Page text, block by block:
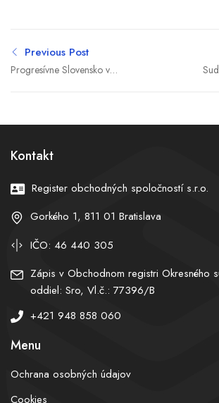
Previous Post
Progresívne Slovensko v
Kontakt
Register obchodných spoločností s.r.o.
Gorkého 1, 811 01 Bratislava
IČO: 46 440 305
Zápis v Obchodnom registri Okresného
oddiel: Sro, Vl.č.: 77396/B
+421 948 858 060
Menu
Ochrana osobných údajov
Cookies